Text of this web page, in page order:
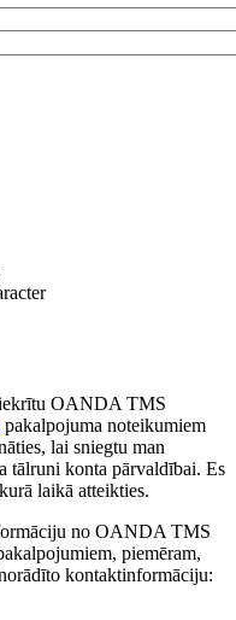
OANDA TMS
pakalpojuma noteikumiem
lai sniegtu man
tālruni konta pārvaldībai. Es
laikā atteikties.
no OANDA TMS
piemēram,
kontaktinformāciju: